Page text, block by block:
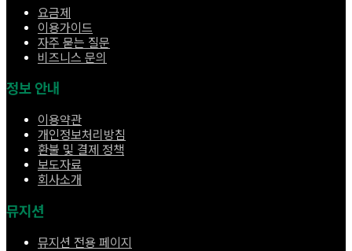
요금제
이용가이드
자주 묻는 질문
비즈니스 문의
정보 안내
이용약관
개인정보처리방침
환불 및 결제 정책
보도자료
회사소개
뮤지션
뮤지션 전용 페이지